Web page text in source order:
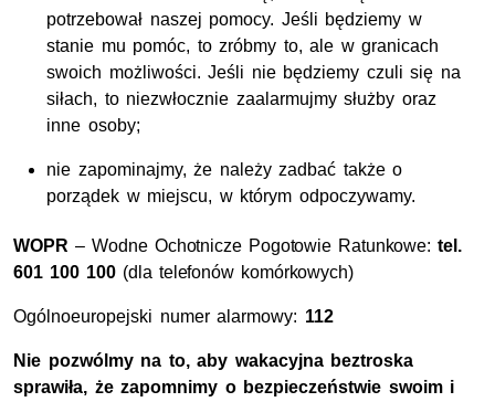
potrzebował naszej pomocy. Jeśli będziemy w
stanie mu pomóc, to zróbmy to, ale w granicach
swoich możliwości. Jeśli nie będziemy czuli się na
siłach, to niezwłocznie zaalarmujmy służby oraz
inne osoby;
nie zapominajmy, że należy zadbać także o
porządek w miejscu, w którym odpoczywamy.
WOPR – Wodne Ochotnicze Pogotowie Ratunkowe:tel .
601 100 100 (dla telefonów komórkowych)
Ogólnoeuropejski numer alarmowy: 112
Nie pozwólmy na to, aby wakacyjna beztroska
sprawiła, że zapomnimy o bezpieczeństwie swoim i